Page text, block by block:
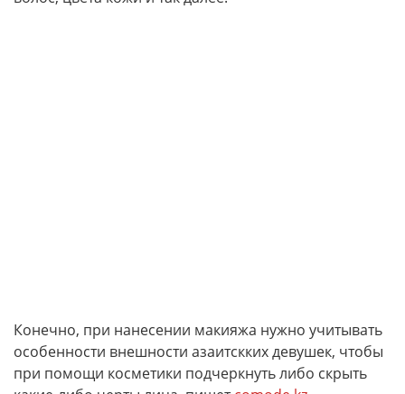
Конечно, при нанесении макияжа нужно учитывать
особенности внешности азаитскких девушек, чтобы
при помощи косметики подчеркнуть либо скрыть